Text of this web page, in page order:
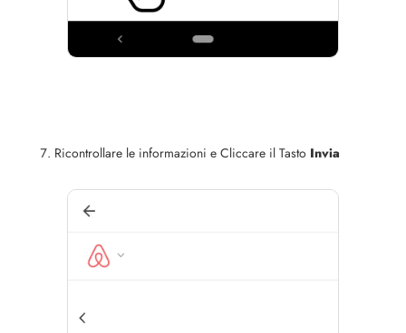
Ricontrollare le informazioni e Cliccare il Tasto Invia